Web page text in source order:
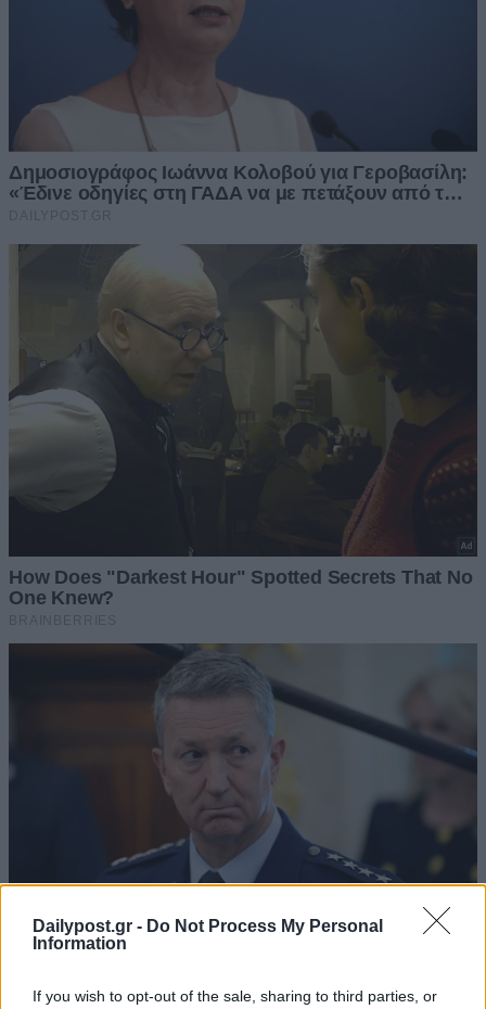
Dailypost.gr - Do Not Process My Personal
Information
If you wish to opt-out of the sale, sharing to third parties, or